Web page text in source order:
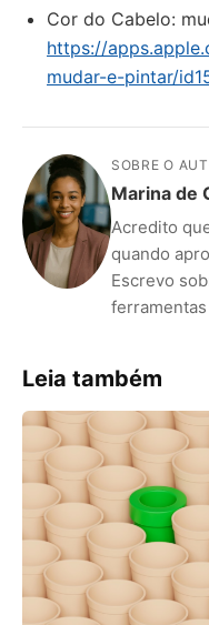
‎Cor do Cabelo:
https://
mudar-e-pintar/
SOBRE O
Marina de
Acredito
quando
Escrevo
Leia também